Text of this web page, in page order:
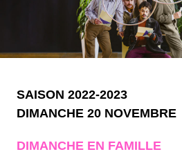
SAISON 2022-2023
DIMANCHE 20 NOVEMBRE
DIMANCHE EN FAMILLE